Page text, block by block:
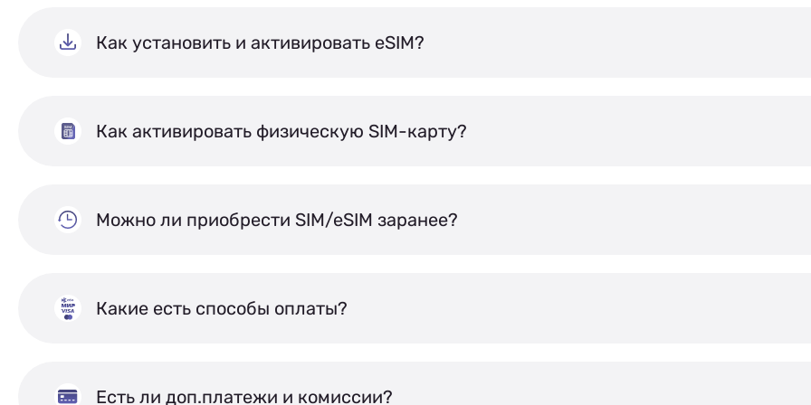
Как установить и активировать eSIM?
Как активировать физическую SIM-карту?
Можно ли приобрести SIM/eSIM заранее?
Какие есть способы оплаты?
Есть ли доп.платежи и комиссии?